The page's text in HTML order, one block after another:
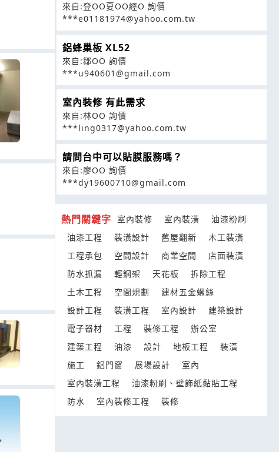
來自:登OO夏OO經O 詢價
***e01181974@yahoo.com.tw
鋁蜂巢板 XL52
來自:鄒OO 詢價
***u940601@gmail.com
室內裝修 有此需求
來自:林OO 詢價
***ling0317@yahoo.com.tw
請問台中可以貼膜服務嗎？
來自:廖OO 詢價
***dy19600710@gmail.com
熱門關鍵字 室內裝修 室內裝潢
油漆粉刷
油漆工程
裝潢設計 舊屋翻新
木工裝潢
工程承包
空間設計 商業空間
店面裝潢
防水抓漏
輕鋼架 天花板
拆除工程
土木工程
空間規劃
建材五金螺絲
設計工程
裝潢工程 室內設計
建築設計
電子器材
工程 裝修工程
辦公室
建築工程
油漆 設計 地板工程
裝潢
施工
鋁門窗 展場設計
室內
室內裝潢工程
油漆粉刷、壁飾紙黏貼工程
防水
室內裝修工程 裝修